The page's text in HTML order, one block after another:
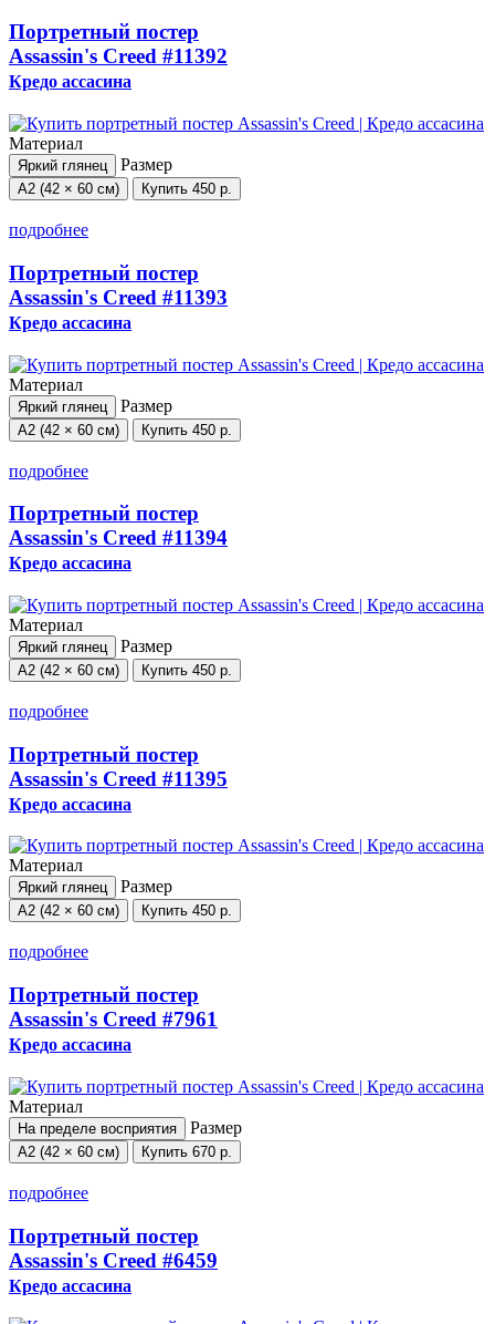
Портретный постер
Assassin's Creed #11392
Кредо ассасина
Материал
Яркий глянец Размер
А2 (42 × 60 см) Купить 450 р.
подробнее
Портретный постер
Assassin's Creed #11393
Кредо ассасина
Материал
Яркий глянец Размер
А2 (42 × 60 см) Купить 450 р.
подробнее
Портретный постер
Assassin's Creed #11394
Кредо ассасина
Материал
Яркий глянец Размер
А2 (42 × 60 см) Купить 450 р.
подробнее
Портретный постер
Assassin's Creed #11395
Кредо ассасина
Материал
Яркий глянец Размер
А2 (42 × 60 см) Купить 450 р.
подробнее
Портретный постер
Assassin's Creed #7961
Кредо ассасина
Материал
На пределе восприятия Размер
А2 (42 × 60 см) Купить 670 р.
подробнее
Портретный постер
Assassin's Creed #6459
Кредо ассасина